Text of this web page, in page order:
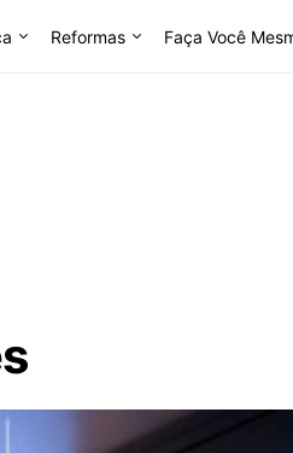
Reformas Faça Você